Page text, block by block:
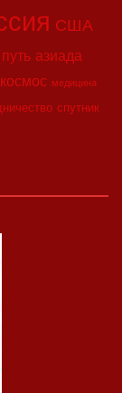
США
азиада
космос медицина
спутник